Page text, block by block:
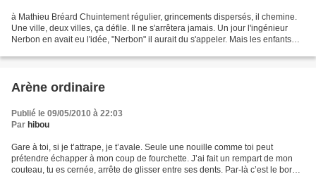
à Mathieu Bréard Chuintement régulier, grincements dispersés, il chemine.
Une ville, deux villes, ça défile. Il ne s'arrêtera jamais. Un jour l'ingénieur
Nerbon en avait eu l'idée, "Nerbon" il aurait du s'appeler. Mais les enfants
Arène ordinaire
Publié le 09/05/2010 à 22:03
Par hibou
Gare à toi, si je t’attrape, je t’avale. Seule une nouille comme toi peut
prétendre échapper à mon coup de fourchette. J’ai fait un rempart de mon
couteau, tu es cernée, arrête de glisser entre ses dents. Par-là c’est le bord